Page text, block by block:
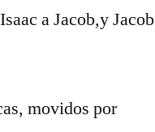
a Jacob,y
movidos por